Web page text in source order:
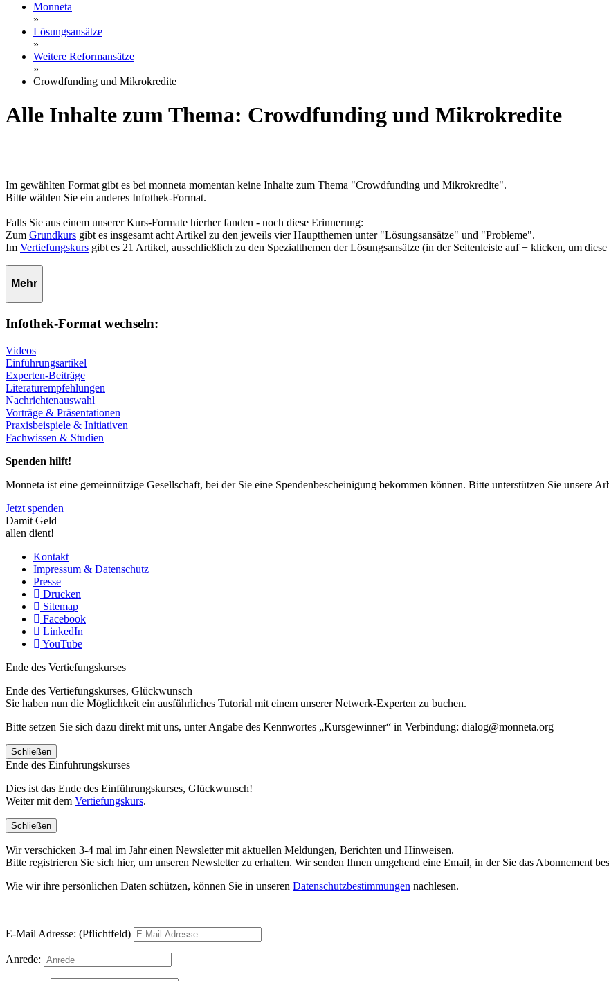
Monneta
»
Lösungsansätze
»
Weitere Reformansätze
»
Crowdfunding und Mikrokredite
Alle Inhalte zum Thema: Crowdfunding und Mikrokredite
Im gewählten Format gibt es bei monneta momentan keine Inhalte zum Thema "Crowdfunding und Mikrokredite".
Bitte wählen Sie ein anderes Infothek-Format.
Falls Sie aus einem unserer Kurs-Formate hierher fanden - noch diese Erinnerung:
Zum Grundkurs gibt es insgesamt acht Artikel zu den jeweils vier Hauptthemen unter "Lösungsansätze" und "Probleme".
Im Vertiefungskurs gibt es 21 Artikel, ausschließlich zu den Spezialthemen der Lösungsansätze (in der Seitenleiste auf + klicken, um
Mehr
Infothek-Format wechseln:
Videos
Einführungsartikel
Experten-Beiträge
Literaturempfehlungen
Nachrichtenauswahl
Vorträge & Präsentationen
Praxisbeispiele & Initiativen
Fachwissen & Studien
Spenden hilft!
Monneta ist eine gemeinnützige Gesellschaft, bei der Sie eine Spendenbescheinigung bekommen können. Bitte unterstützen Sie unsere
Jetzt spenden
Damit Geld
allen dient!
Kontakt
Impressum & Datenschutz
Presse
Drucken
Sitemap
Facebook
LinkedIn
YouTube
Ende des Vertiefungskurses
Ende des Vertiefungskurses, Glückwunsch
Sie haben nun die Möglichkeit ein ausführliches Tutorial mit einem unserer Netwerk-Experten zu buchen.
Bitte setzen Sie sich dazu direkt mit uns, unter Angabe des Kennwortes „Kursgewinner“ in Verbindung: dialog@monneta.org
Schließen
Ende des Einführungskurses
Dies ist das Ende des Einführungskurses, Glückwunsch!
Weiter mit dem Vertiefungskurs.
Schließen
Wir verschicken 3-4 mal im Jahr einen Newsletter mit aktuellen Meldungen, Berichten und Hinweisen.
Bitte registrieren Sie sich hier, um unseren Newsletter zu erhalten. Wir senden Ihnen umgehend eine Email, in der Sie das Abonnement
Wie wir ihre persönlichen Daten schützen, können Sie in unseren Datenschutzbestimmungen nachlesen.
E-Mail Adresse: (Pflichtfeld)
Anrede: